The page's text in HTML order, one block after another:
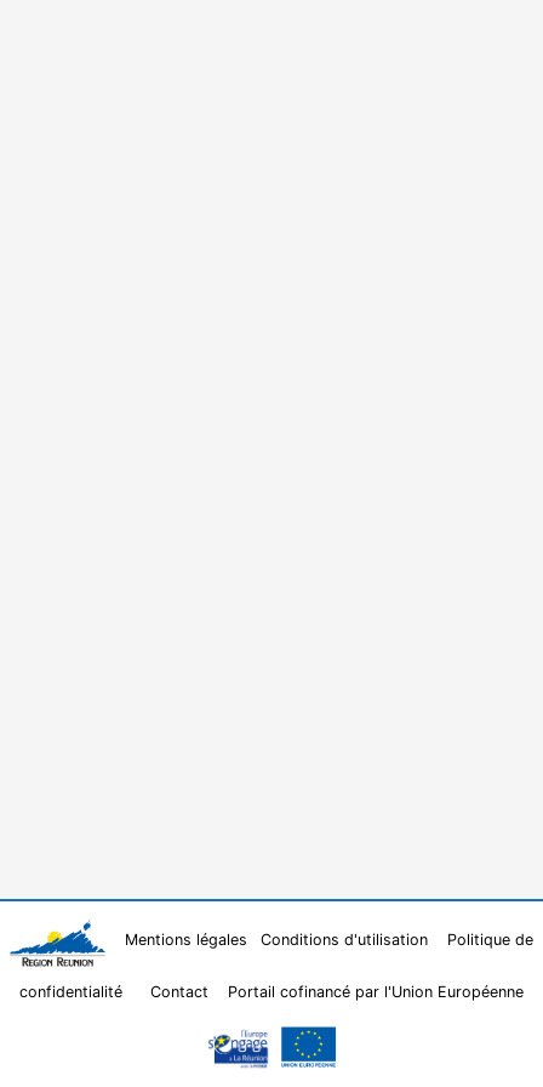
Mentions légales Conditions d'utilisation Politique de
confidentialité Contact Portail cofinancé par l'Union Européenne